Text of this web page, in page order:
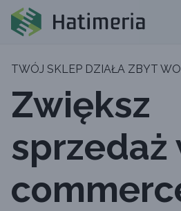
TWÓJ SKLEP DZIAŁA ZBYT
Zwiększ
sprzedaż